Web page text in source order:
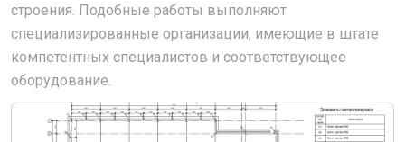
строения. Подобные работы выполняют
специализированные организации, имеющие в штате
компетентных специалистов и соответствующее
оборудование.